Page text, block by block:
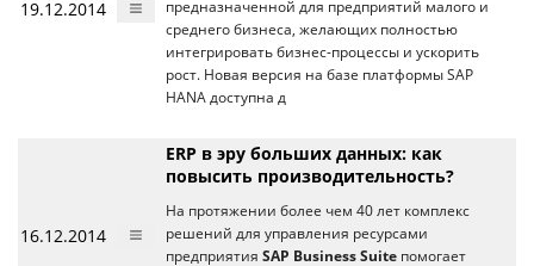
19.12.2014
предназначенной для предприятий малого и
среднего бизнеса, желающих полностью
интегрировать бизнес-процессы и ускорить
рост. Новая версия на базе платформы SAP
HANA доступна д
16.12.2014
ERP в эру больших данных: как
повысить производительность?
На протяжении более чем 40 лет комплекс
решений для управления ресурсами
предприятия SAP Business Suite помогает